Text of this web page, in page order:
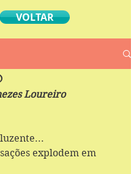
VOLTAR
Loureiro
explodem em